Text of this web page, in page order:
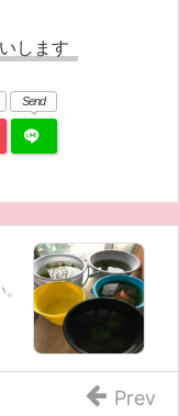
します
Send
Prev